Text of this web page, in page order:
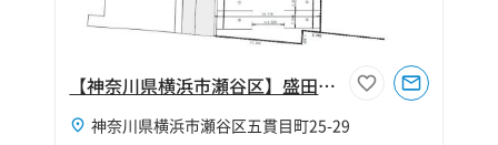
【神奈川県横浜市瀬谷区】盛田屋倉庫五貫目駐車場
神奈川県横浜市瀬谷区五貫目町25-29